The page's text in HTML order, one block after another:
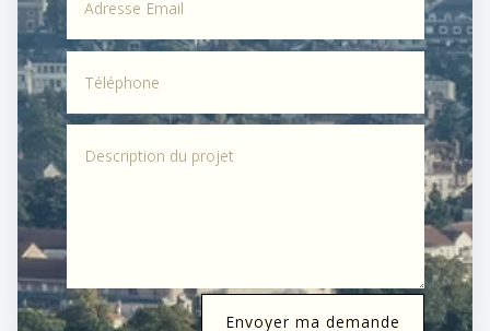
Envoyer ma demande